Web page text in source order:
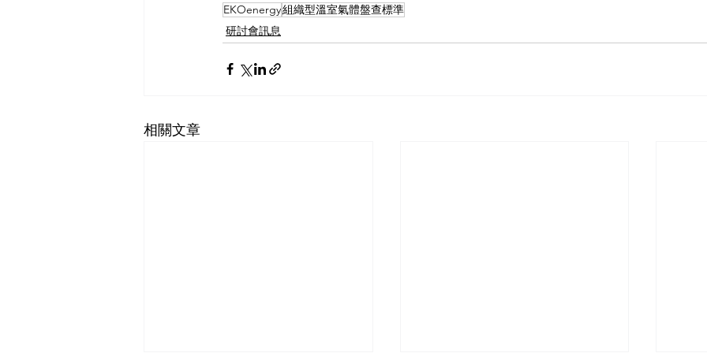
EKOenergy組織型溫室氣體盤查標準
研討會訊息
相關文章